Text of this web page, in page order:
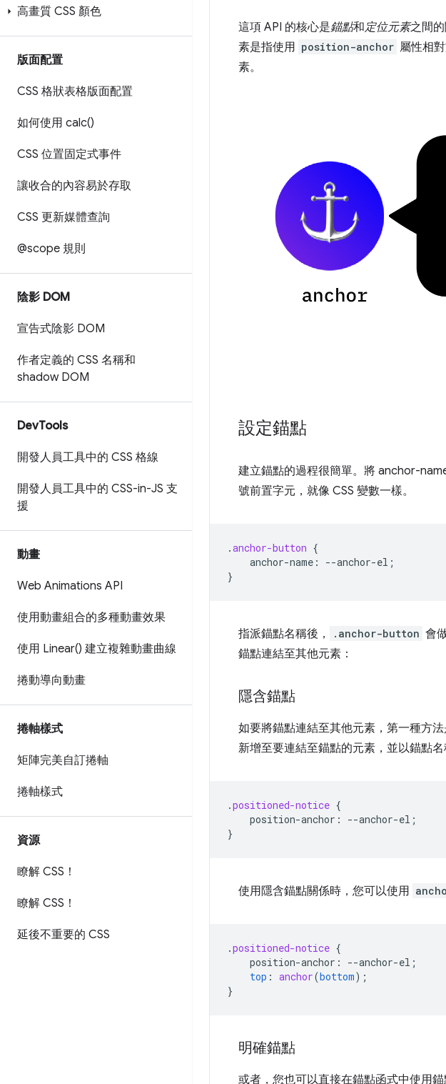
高畫質 CSS 顏色
版面配置
CSS 格狀表格版面配置
如何使用 calc()
CSS 位置固定式事件
讓收合的內容易於存取
CSS 更新媒體查詢
@scope 規則
陰影 DOM
宣告式陰影 DOM
作者定義的 CSS 名稱和
shadow DOM
DevTools
開發人員工具中的 CSS 格線
開發人員工具中的 CSS-in-JS 支
援
動畫
Web Animations API
使用動畫組合的多種動畫效果
使用 Linear() 建立複雜動畫曲線
捲動導向動畫
捲軸樣式
矩陣完美自訂捲軸
捲軸樣式
資源
瞭解 CSS！
瞭解 CSS！
延後不重要的 CSS
這項 API 的核心是錨點和定位元素之間
素是指使用 position-anchor 屬性相
素。
設定錨點
建立錨點的過程很簡單。將 anchor-
號前置字元，就像 CSS 變數一樣。
.anchor-button {
anchor-name : --anchor-el ;
}
指派錨點名稱後， .anchor-button 會
錨點連結至其他元素：
隱含錨點
如要將錨點連結至其他元素，第一種方
新增至要連結至錨點的元素，並以錨點
.positioned-notice {
position-anchor : --anchor-el ;
}
使用隱含錨點關係時，您可以使用
.positioned-notice {
position-anchor : --anchor-el ;
top : anchor(bottom);
}
明確錨點
或者，您也可以直接在錨點函式中使用